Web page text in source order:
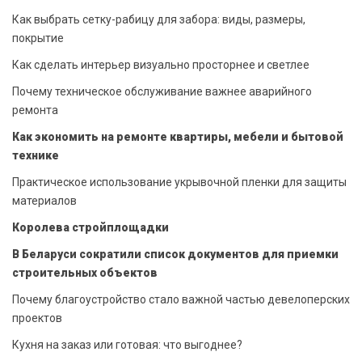
Как выбрать сетку-рабицу для забора: виды, размеры,
покрытие
Как сделать интерьер визуально просторнее и светлее
Почему техническое обслуживание важнее аварийного
ремонта
Как экономить на ремонте квартиры, мебели и бытовой
технике
Практическое использование укрывочной пленки для защиты
материалов
Королева стройплощадки
В Беларуси сократили список документов для приемки
строительных объектов
Почему благоустройство стало важной частью девелоперских
проектов
Кухня на заказ или готовая: что выгоднее?